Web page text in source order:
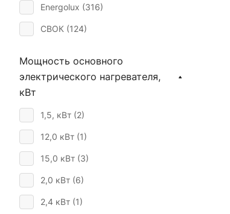
Energolux (316)
СВОК (124)
Мощность основного
электрического нагревателя,
кВт
1,5, кВт (2)
12,0 кВт (1)
15,0 кВт (3)
2,0 кВт (6)
2,4 кВт (1)